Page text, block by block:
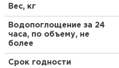
В зависимости от вида
применения Биполь
марок:
лицевой стороны и
Вес, кг
Водопоглощение за 24
часа, по объему, не
более
Срок годности